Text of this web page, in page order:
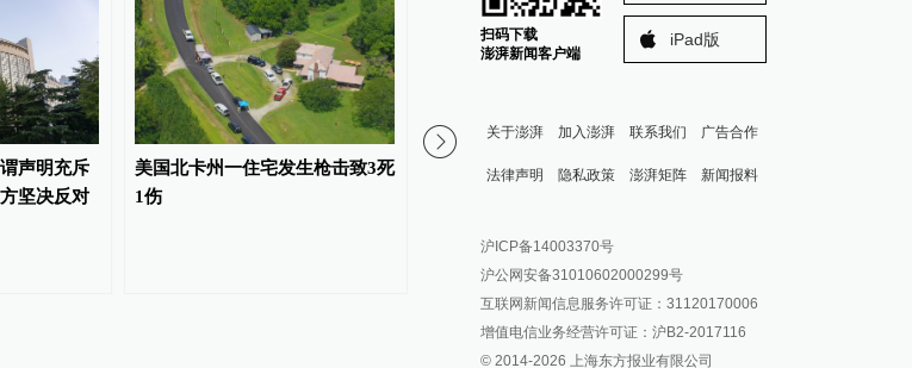
声明充斥
坚决反对
美国北卡州一住宅发生枪击致3死
1伤
伊朗副外长：霍尔木兹海峡新安
俄无人机厂负责人遭汽
扫码下载
澎湃新闻客户端
iPad版
关于澎湃 加入澎湃 联系我们 广告合作
法律声明 隐私政策 澎湃矩阵
澎湃新闻公众号
澎湃新闻抖音号
派生万物开放平台
IP SHANGHAI
新闻报料
报料邮箱: news@thepaper.cn
沪ICP备14003370号
沪公网安备31010602000299号
互联网新闻信息服务许可证：31120170006
增值电信业务经营许可证：沪B2-2017116
© 2014-2026 上海东方报业有限公司